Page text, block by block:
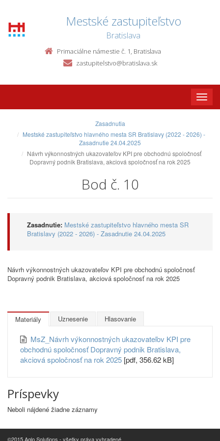
Mestské zastupiteľstvo
Bratislava
Primaciálne námestie č. 1, Bratislava
zastupitelstvo@bratislava.sk
Toggle
Zasadnutia
Mestské zastupiteľstvo hlavného mesta SR Bratislavy (2022 - 2026) -
Zasadnutie 24.04.2025
Návrh výkonnostných ukazovateľov KPI pre obchodnú spoločnosť
Dopravný podnik Bratislava, akciová spoločnosť na rok 2025
Bod č. 10
Zasadnutie: Mestské zastupiteľstvo hlavného mesta SR
Bratislavy (2022 - 2026) - Zasadnutie 24.04.2025
Návrh výkonnostných ukazovateľov KPI pre obchodnú spoločnosť
Dopravný podnik Bratislava, akciová spoločnosť na rok 2025
Materiály Uznesenie Hlasovanie
MsZ_Návrh výkonnostných ukazovateľov KPI pre
obchodnú spoločnosť Dopravný podnik Bratislava,
akciová spoločnosť na rok 2025 [pdf, 356.62 kB]
Príspevky
Neboli nájdené žiadne záznamy
©2015 Aglo Solutions - všetky práva vyhradené